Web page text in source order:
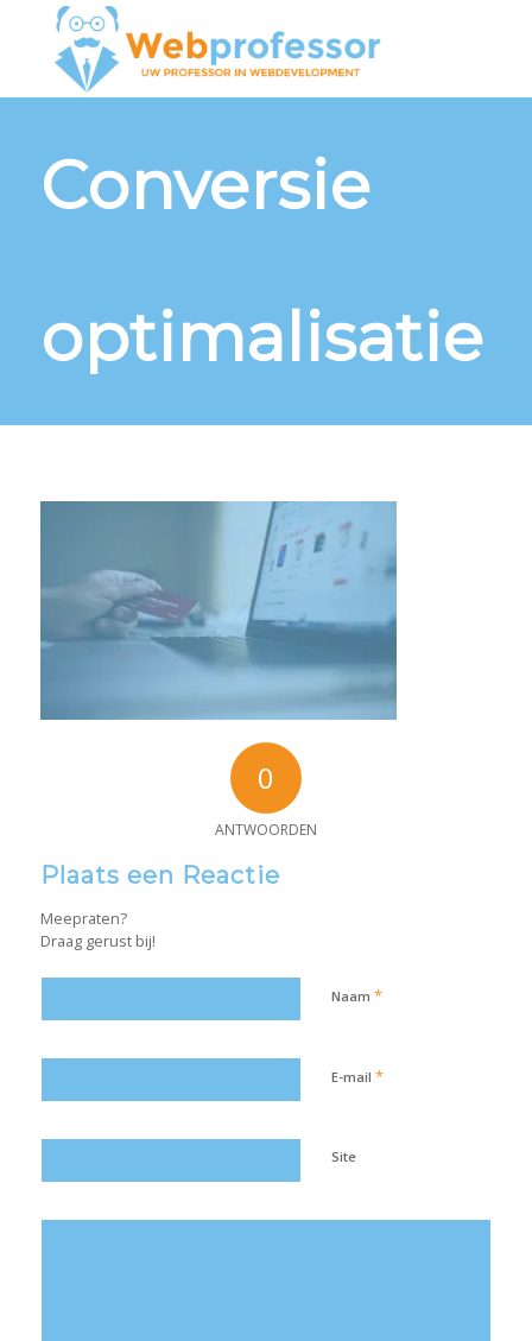
Conversie
optimalisatie
0
ANTWOORDEN
Plaats een Reactie
Meepraten?
Draag gerust bij!
Naam *
E-mail *
Site